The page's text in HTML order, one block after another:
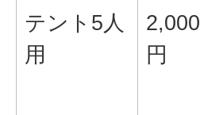
テント5人
用
2,000
円